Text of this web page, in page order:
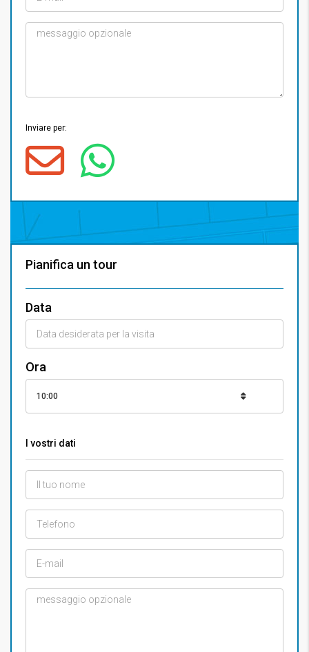
Inviare per:
Pianifica un tour
Data
Ora
10:00
I vostri dati